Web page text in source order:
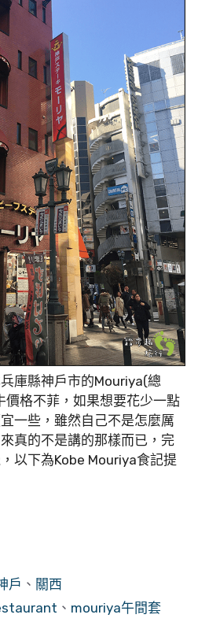
庫縣神戶市的Mouriya(總
價格不菲，如果想要花少一點
一些，雖然自己不是怎麼厲
真的不是講的那樣而已，完
以下為Kobe Mouriya食記提
戶 、 關西
、 mouriya午間套